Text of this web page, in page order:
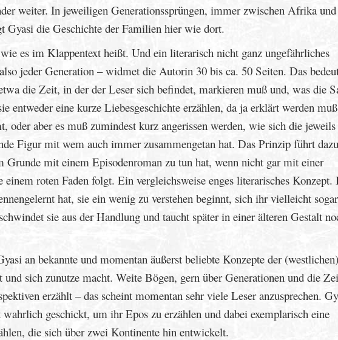
weiter. In jeweiligen Generationssprüngen, immer zwischen Afrika
Gyasi die Geschichte der Familien hier wie dort.
es im Klappentext heißt. Und ein literarisch nicht ganz ungefährliches
jeder Generation – widmet die Autorin 30 bis ca. 50 Seiten. Das
die Zeit, in der der Leser sich befindet, markieren muß und, was die
entweder eine kurze Liebesgeschichte erzählen, da ja erklärt werden
oder aber es muß zumindest kurz angerissen werden, wie sich die
Figur mit wem auch immer zusammengetan hat. Das Prinzip führt
Grunde mit einem Episodenroman zu tun hat, wenn nicht gar mit einer
roten Faden folgt. Ein vergleichsweise enges literarisches Konzept.
hat, sie ein wenig zu verstehen beginnt, sich ihr vielleicht sogar
sie aus der Handlung und taucht später in einer älteren Gestalt
an bekannte und momentan äußerst beliebte Konzepte der (westlichen)
sich zunutze macht. Weite Bögen, gern über Generationen und die
erzählt – das scheint momentan sehr viele Leser anzusprechen.
geschickt, um ihr Epos zu erzählen und dabei exemplarisch eine
die sich über zwei Kontinente hin entwickelt.